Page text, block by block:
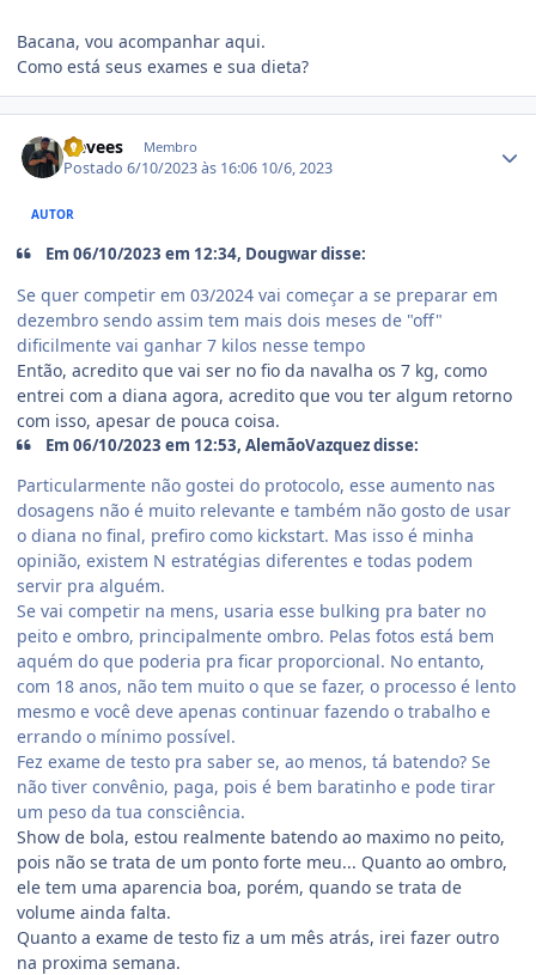
Bacana, vou acompanhar aqui.
Como está seus exames e sua dieta?
Nevees Membro
Postado6/10/2023 às 16:06 10/6, 2023
AUTOR
Em 06/10/2023 em 12:34, Dougwar disse:
Se quer competir em 03/2024 vai começar a se preparar em
dezembro sendo assim tem mais dois meses de "off"
dificilmente vai ganhar 7 kilos nesse tempo
Então, acredito que vai ser no fio da navalha os 7 kg, como
entrei com a diana agora, acredito que vou ter algum retorno
com isso, apesar de pouca coisa.
Em 06/10/2023 em 12:53, AlemãoVazquez disse:
Particularmente não gostei do protocolo, esse aumento nas
dosagens não é muito relevante e também não gosto de usar
o diana no final, prefiro como kickstart. Mas isso é minha
opinião, existem N estratégias diferentes e todas podem
servir pra alguém.
Se vai competir na mens, usaria esse bulking pra bater no
peito e ombro, principalmente ombro. Pelas fotos está bem
aquém do que poderia pra ficar proporcional. No entanto,
com 18 anos, não tem muito o que se fazer, o processo é lento
mesmo e você deve apenas continuar fazendo o trabalho e
errando o mínimo possível.
Fez exame de testo pra saber se, ao menos, tá batendo? Se
não tiver convênio, paga, pois é bem baratinho e pode tirar
um peso da tua consciência.
Show de bola, estou realmente batendo ao maximo no peito,
pois não se trata de um ponto forte meu... Quanto ao ombro,
ele tem uma aparencia boa, porém, quando se trata de
volume ainda falta.
Quanto a exame de testo fiz a um mês atrás, irei fazer outro
na proxima semana.